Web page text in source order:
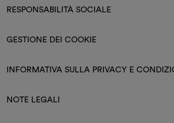
RESPONSABILITÀ SOCIALE
GESTIONE DEI COOKIE
INFORMATIVA SULLA PRIVACY E
NOTE LEGALI